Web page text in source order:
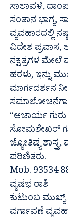
ಸಾಲಾವಳಿ,
ಸಂತಾನ ಭಾಗ್ಯ,
ವ್ಯವಹಾರದಲ್ಲಿ
ವಿದೇಶ ಪ್ರವಾಸ,
ನಕ್ಷತ್ರಗಳ ಮೇಲೆ
ಹರಳು, ಇನ್ನು
ಮಾರ್ಗದರ್ಶನ
“ಆಚಾರ್ಯ
ಸೋಮಶೇಖರ್
ಜ್ಯೋತಿಷ್ಯ ಶಾಸ್ತ್ರ,
ಪರಿಣಿತರು.
Mob. 93534
ವೃಷಭ ರಾಶಿ
ಕುಟುಂಬ
ವರ್ಗಾವಣೆ